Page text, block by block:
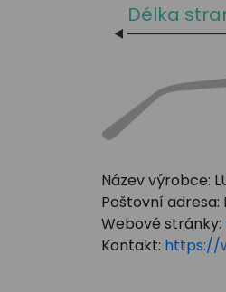
Délka
Název výrobce:
Poštovní adresa:
Webové stránky:
Kontakt: https://